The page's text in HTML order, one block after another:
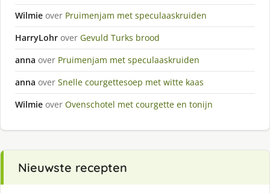
Wilmie over Pruimenjam met speculaaskruiden
HarryLohr over Gevuld Turks brood
anna over Pruimenjam met speculaaskruiden
anna over Snelle courgettesoep met witte kaas
Wilmie over Ovenschotel met courgette en tonijn
Nieuwste recepten